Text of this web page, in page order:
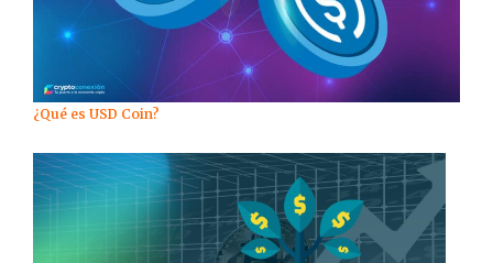
¿Qué es USD Coin?